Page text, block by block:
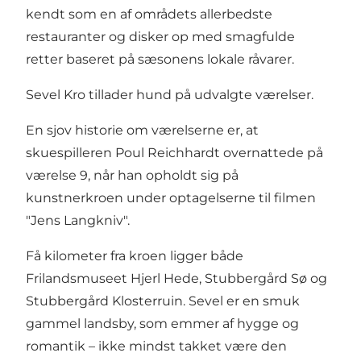
kendt som en af områdets allerbedste
restauranter og disker op med smagfulde
retter baseret på sæsonens lokale råvarer.
Sevel Kro tillader hund på udvalgte værelser.
En sjov historie om værelserne er, at
skuespilleren Poul Reichhardt overnattede på
værelse 9, når han opholdt sig på
kunstnerkroen under optagelserne til filmen
"Jens Langkniv".
Få kilometer fra kroen ligger både
Frilandsmuseet Hjerl Hede, Stubbergård Sø og
Stubbergård Klosterruin. Sevel er en smuk
gammel landsby, som emmer af hygge og
romantik – ikke mindst takket være den